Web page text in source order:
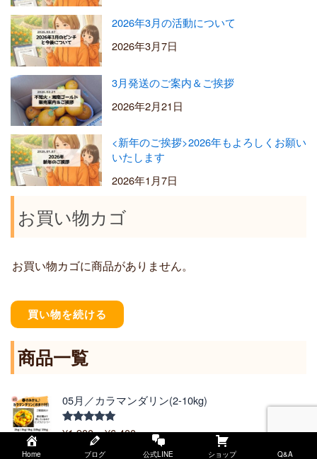
2026年3月の活動について
2026年3月7日
3月発送のご案内＆ご挨拶
2026年2月21日
<新年のご挨拶>2026年もよろしくお願い
いたします
2026年1月7日
お買い物カゴ
お買い物カゴに商品がありません。
買い物を続ける
商品一覧
05月／カラマンダリン(2-10kg)
5段階中
の評価
¥1,900–¥6,400
価
格
Home ブログ 公式LINE ショップ Q&A